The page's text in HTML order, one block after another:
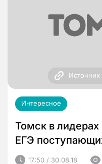
Интересное
Томск в
ЕГЭ
17:50 / 30.08.18